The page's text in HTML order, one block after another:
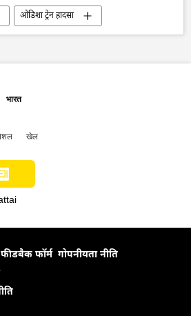
ओडिशा ट्रेन हादसा
दुर्घटना
भारत
खेल
फीडबैक फॉर्म गोपनीयता नीति